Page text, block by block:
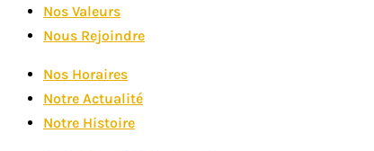
Nos Valeurs
Nous Rejoindre
Nos Horaires
Notre Actualité
Notre Histoire